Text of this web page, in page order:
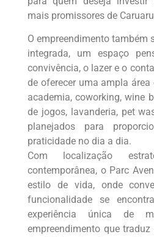
mais promissores de
O empreendimento também
integrada, um espaço
convivência, o lazer e o
de oferecer uma ampla
academia, coworking, wine
de jogos, lavanderia, pet
planejados para
praticidade no dia a dia.
Com localização
contemporânea, o Parc
estilo de vida, onde
funcionalidade se
experiência única de
empreendimento que